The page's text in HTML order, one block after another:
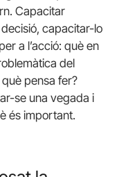
Capacitar
capacitar-lo
a l’acció: què en
del
què pensa fer?
se una vegada i
és important.